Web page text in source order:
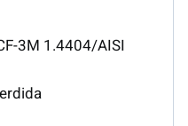
3M 1.4404/AISI